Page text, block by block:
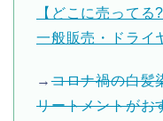
【どこに売って
一般販売・ドライ
→コロナ禍の白髪
リートメントがお